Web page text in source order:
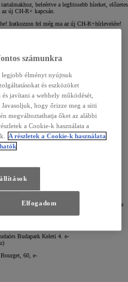
beleértve a legfrissebb híreket, előzetes
az új CH-R+ kapcsán.
Iratkozzon fel még ma az új CH-R+hírlevelére!
BEV MODELLT VÁSÁROLNI VEZETNI?
az új Toyota C-HR + modellt bemutató hírlevélre
személyes adatok kezeléséről.
Budapark Keleti 4. e-
60, e-
számunkra
legjobb élményt nyújtsuk
és eszközöket
javítani a webhely működését,
Javasoljuk, hogy őrizze meg a süti
megváltoztathatja őket az alábbi
a Cookie-k használata a
A részletek a Cookie-k használata
Elfogadom